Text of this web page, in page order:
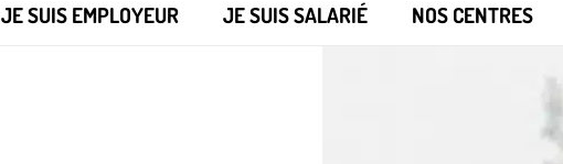
JE SUIS EMPLOYEUR JE SUIS SALARIÉ NOS CENTRES